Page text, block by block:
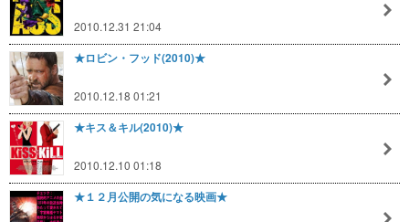
2010.12.31 21:04
★ロビン・フッド(2010)★
2010.12.18 01:21
★キス＆キル(2010)★
2010.12.10 01:18
★１２月公開の気になる映画★